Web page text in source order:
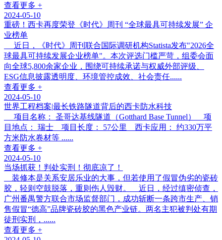
查看更多 +
2024-05-10
重磅！西卡再度荣登《时代》周刊 “全球最具可持续发展” 企
业榜单
近日，《时代》周刊联合国际调研机构Statista发布"2026全
球最具可持续发展企业榜单"。本次评选门槛严苛，组委会面
向全球5,800余家企业，围绕可持续承诺与权威外部评级、
ESG信息披露透明度、环境管控成效、社会责任......
查看更多 +
2024-05-10
世界工程档案|最长铁路隧道背后的西卡防水科技
项目名称： 圣哥达基线隧道（Gotthard Base Tunnel） 项
目地点： 瑞士 项目长度： 57公里 西卡应用： 约330万平
方米防水卷材等 ......
查看更多 +
2024-05-10
当场抓获！判处实刑！彻底凉了！
装修本是关系安居乐业的大事，但若使用了假冒伪劣的瓷砖
胶，轻则空鼓脱落，重则伤人毁财。 近日，经过缜密侦查，
广州番禺警方联合市场监督部门，成功斩断一条跨市生产、销
售假冒“德高”品牌瓷砖胶的黑色产业链。两名主犯被判处有期
徒刑实刑，......
查看更多 +